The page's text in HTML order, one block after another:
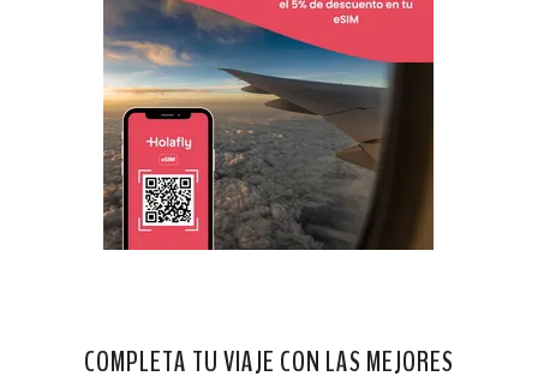
COMPLETA TU VIAJE CON LAS MEJORES